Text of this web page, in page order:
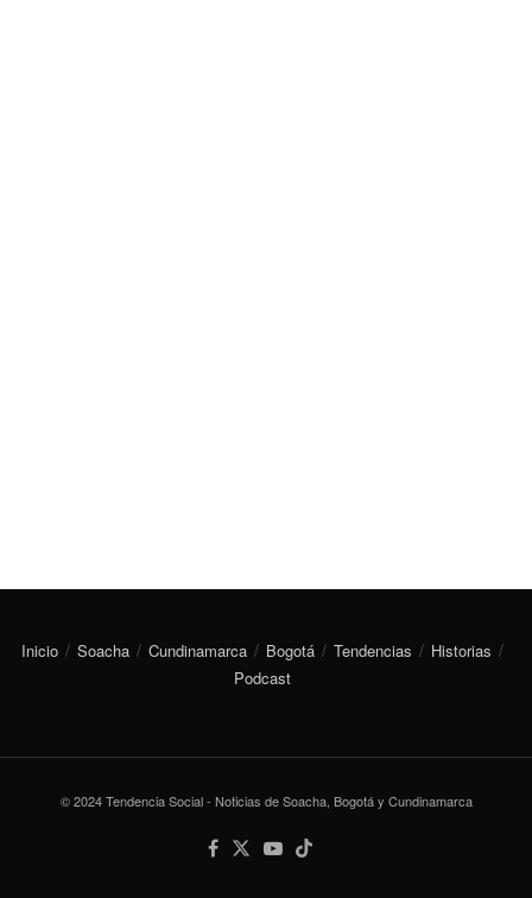
Inicio Soacha Cundinamarca Bogotá Tendencias
Historias
Podcast
© 2024 Tendencia Social - Noticias de Soacha, Bogotá y Cundinamarca